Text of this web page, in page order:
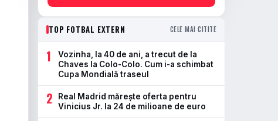
TOP FOTBAL EXTERN CELE MAI CITITE
1
Vozinha, la 40 de ani, a trecut de la
Chaves la Colo-Colo. Cum i-a schimbat
Cupa Mondială traseul
2
Real Madrid mărește oferta pentru
Vinicius Jr. la 24 de milioane de euro